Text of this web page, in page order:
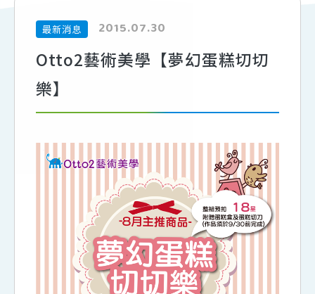
最新消息 2015.07.30
Otto2藝術美學【夢幻蛋糕切切
樂】